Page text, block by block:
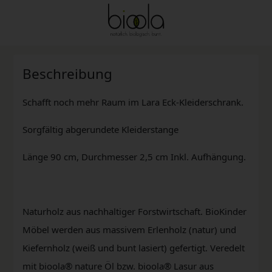
Beschreibung
Schafft noch mehr Raum im Lara Eck-Kleiderschrank.
Sorgfältig abgerundete Kleiderstange
Länge 90 cm, Durchmesser 2,5 cm Inkl. Aufhängung.
Naturholz aus nachhaltiger Forstwirtschaft. BioKinder
Möbel werden aus massivem Erlenholz (natur) und
Kiefernholz (weiß und bunt lasiert) gefertigt. Veredelt
mit bioola® nature Öl bzw. bioola® Lasur aus